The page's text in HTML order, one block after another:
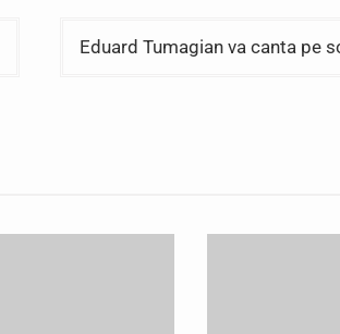
Eduard Tumagian va canta pe